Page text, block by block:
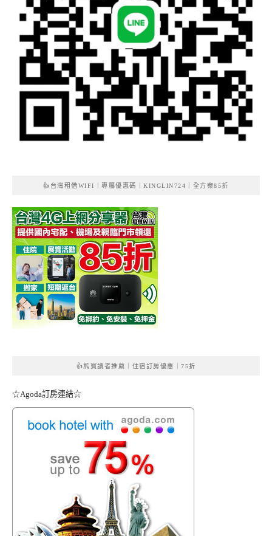
👍台灣租借WIFI｜專屬優惠碼｜KINGLIN724｜全方案85折
👍熊寶讀者推薦｜住宿訂房優惠｜75折
☆Agoda訂房連結☆